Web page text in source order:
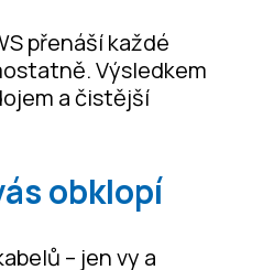
přenáší každé
Výsledkem
a čistější
obklopí
– jen vy a